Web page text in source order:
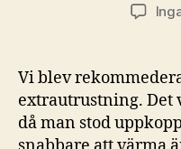
Vi blev
extrautrustning. Det
då man stod